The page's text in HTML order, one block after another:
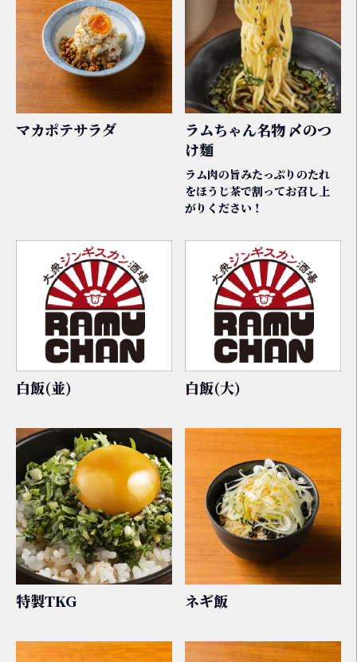
マカポテサラダ
ラムちゃん名物 〆のつ
け麵
ラム肉の旨みたっぷりのたれ
をほうじ茶で割ってお召し上
がりください！
白飯(並) 白飯(大)
特製TKG ネギ飯